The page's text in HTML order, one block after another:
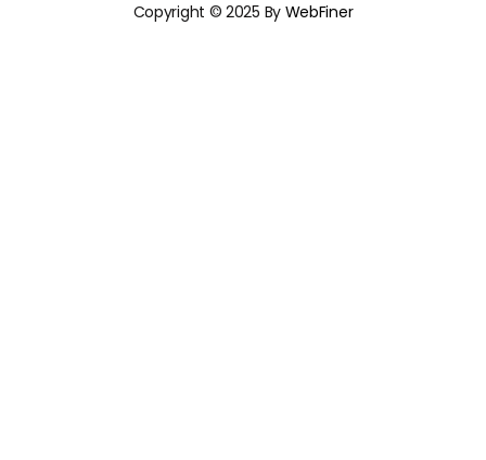
Copyright © 2025 By WebFiner